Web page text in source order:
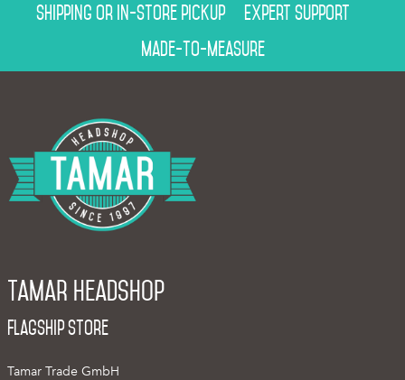
Shipping or in-store pickup
Expert support
Made-to-measure
Tamar Headshop
Flagship Store
Tamar Trade GmbH